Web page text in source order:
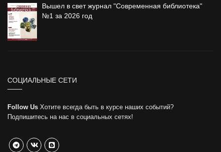
Вышел в свет журнал "Современная библиотека"
№1 за 2026 год
СОЦИАЛЬНЫЕ СЕТИ
Follow Us Хотите всегда быть в курсе наших событий?
Подпишитесь на нас в социальных сетях!